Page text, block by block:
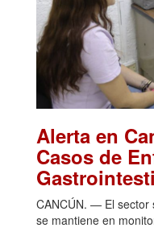
Alerta en
Casos de
CANCÚN. — El sector
se mantiene en